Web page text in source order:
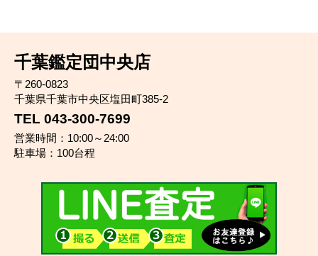
千葉鑑定団中央店
〒260-0823
千葉県千葉市中央区塩田町385-2
TEL 043-300-7699
営業時間：10:00～24:00
駐車場：100台程